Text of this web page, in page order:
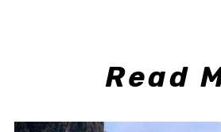
Read